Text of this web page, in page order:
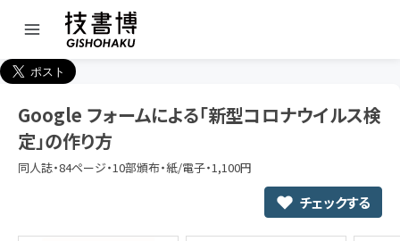
Google フォームによる「新型コロナウイルス検
定」の作り方
同人誌・84ページ・10部頒布・紙/電子・1,100円
チェックする